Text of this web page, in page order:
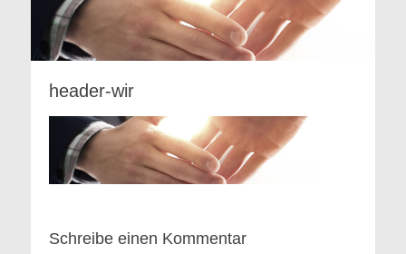
header-wir
Schreibe einen Kommentar